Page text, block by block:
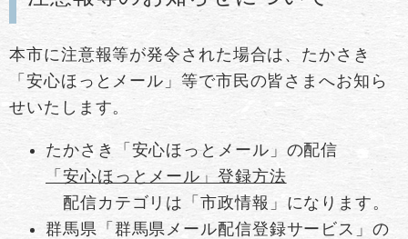
本市に注意報等が発令された場合は、たかさき
「安心ほっとメール」等で市民の皆さまへお知ら
せいたします。
たかさき「安心ほっとメール」の配信
「安心ほっとメール」登録方法
配信カテゴリは「市政情報」になります。
群馬県「群馬県メール配信登録サービス」の